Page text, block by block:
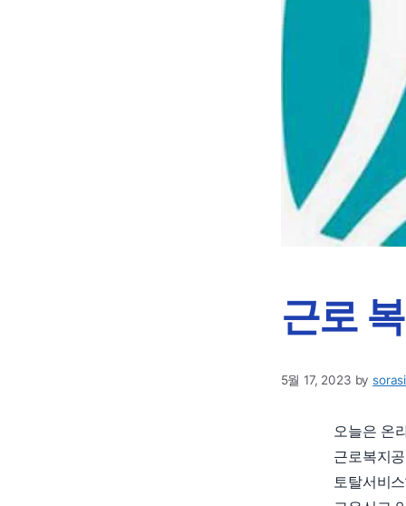
근로
5월 17, 2023 bysorasi
오늘은 온
근로복지
토탈서비